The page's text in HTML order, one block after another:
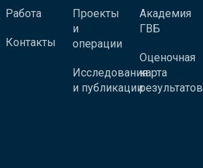
Работа
Контакты
Проекты
и
операции
Исследования
и публикации
Академия
ГВБ
Оценочная
карта
результатов